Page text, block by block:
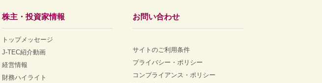
株主・投資家情報
トップメッセージ
J-TEC紹介動画
経営情報
財務ハイライト
お問い合わせ
サイトのご利用条件
プライバシー・ポリシー
コンプライアンス・ポリシー